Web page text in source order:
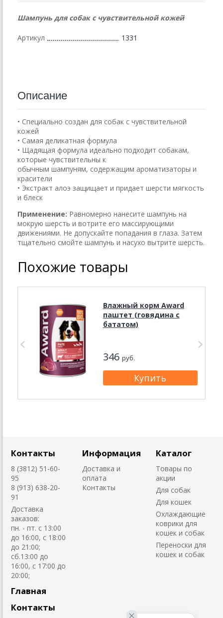
Шампунь для собак с чувствительной кожей
Артикул 1331
Описание
• Специально создан для собак с чувствительной
кожей
• Самая деликатная формула
• Щадящая формула идеально подходит собакам,
которые чувствительны к
обычным шампуням, содержащим ароматизаторы и
красители
• Экстракт алоэ защищает и придает шерсти мягкость
и блеск
Применение: Равномерно нанесите шампунь на
мокрую шерсть и вотрите его массирующими
движениями. Не допускайте попадания в глаза. Затем
тщательно смойте шампунь и насухо вытрите шерсть.
Похожие товары
Влажный корм Award
паштет (говядина с
бататом)
346 руб.
Контакты
8 (3812) 51-60-
95
8 (913) 638-20-
91
Доставка
заказов:
пн. - пт. с 13:00
до 16:00, с 18:00
до 21:00;
сб.13:00 до
16:00, с 17:00 до
20:00;
Информация
Доставка и
оплата
Контакты
Каталог
Товары по
акции
Для собак
Для кошек
Охлаждающие
коврики для
кошек и собак
Переноски для
кошек и собак
Главная
Контакты